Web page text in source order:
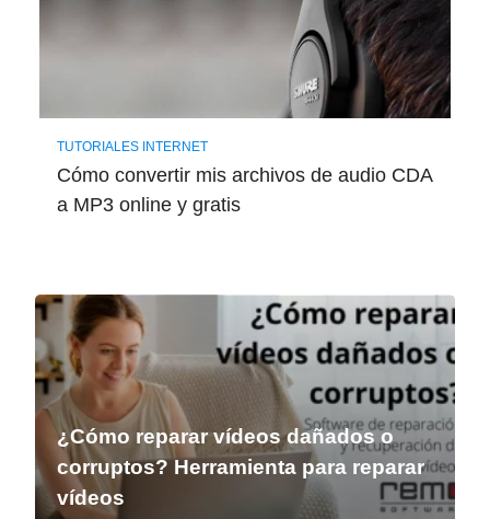
TUTORIALES INTERNET
Cómo convertir mis archivos de audio CDA
a MP3 online y gratis
¿Cómo reparar vídeos dañados o
corruptos? Herramienta para reparar
vídeos